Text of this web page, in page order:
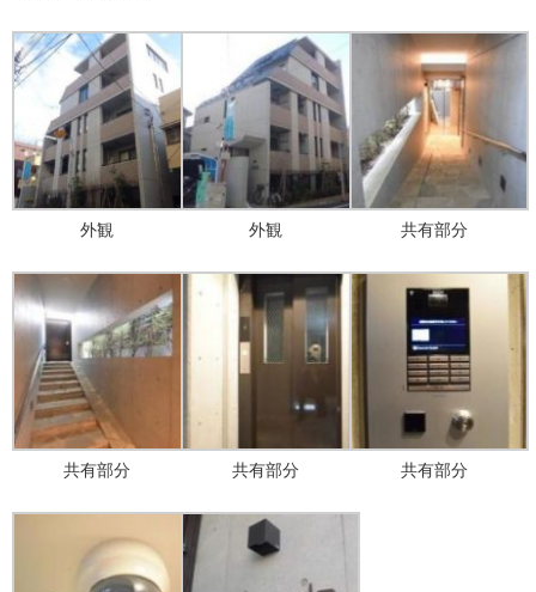
外観 外観 共有部分
共有部分 共有部分 共有部分